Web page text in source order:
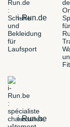
i-Run.de
i-Run.be